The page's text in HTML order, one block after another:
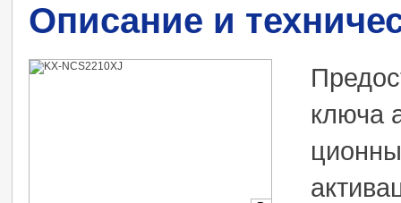
Описание и
ключа